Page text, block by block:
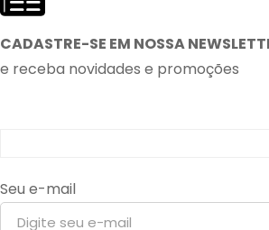
CADASTRE-SE EM NOSSA
e receba novidades e promoções
Seu e-mail